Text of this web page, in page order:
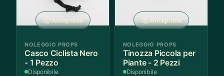
Anteprima
NOLEGGIO PROPS
Casco Ciclista Nero
- 1 Pezzo
Disponibile
Anteprima
NOLEGGIO PROPS
Tinozza Piccola per
Piante - 2 Pezzi
Disponibile